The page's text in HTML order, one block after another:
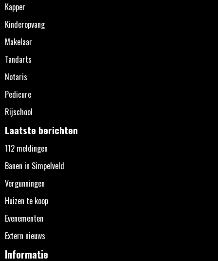
Kapper
Kinderopvang
Makelaar
Tandarts
Notaris
Pedicure
Rijschool
Laatste berichten
112 meldingen
Banen in Simpelveld
Vergunningen
Huizen te koop
Evenementen
Extern nieuws
Informatie